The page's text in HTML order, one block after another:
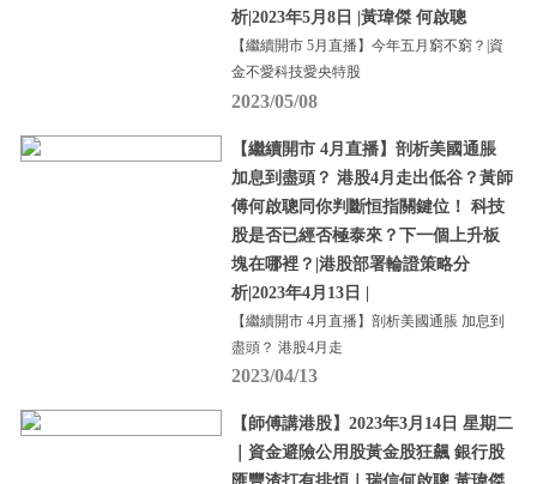
析|2023年5月8日 |黃瑋傑 何啟聰
【繼續開市 5月直播】今年五月窮不窮？|資
金不愛科技愛央特股
2023/05/08
【繼續開市 4月直播】剖析美國通脹
加息到盡頭？ 港股4月走出低谷？黃師
傅何啟聰同你判斷恒指關鍵位！ 科技
股是否已經否極泰來？下一個上升板
塊在哪裡？|港股部署輪證策略分
析|2023年4月13日 |
【繼續開市 4月直播】剖析美國通脹 加息到
盡頭？ 港股4月走
2023/04/13
【師傅講港股】2023年3月14日 星期二
｜資金避險公用股黃金股狂飆 銀行股